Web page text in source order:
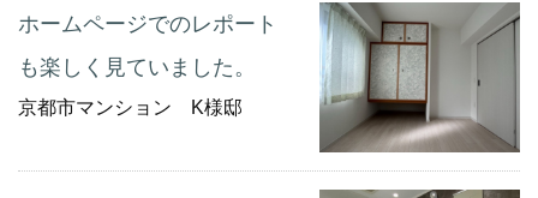
ホームページでのレポート
も楽しく見ていました。
京都市マンション K様邸